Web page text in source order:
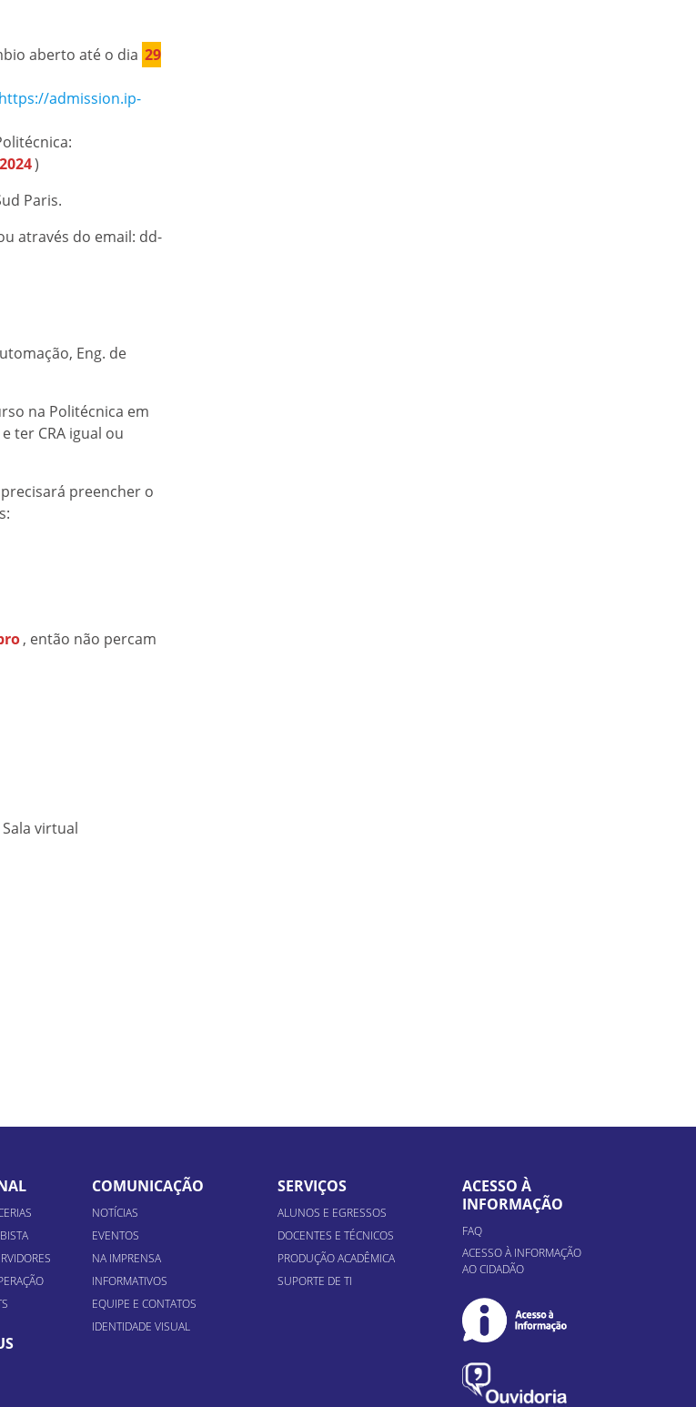
aberto até o dia 29
https://admission.ip-
)
Paris.
através do email: dd-
Eng. de
na Politécnica em
ter CRA igual ou
preencher o
, então não percam
Sala virtual
COMUNICAÇÃO
NOTÍCIAS
EVENTOS
NA IMPRENSA
INFORMATIVOS
EQUIPE E CONTATOS
IDENTIDADE VISUAL
SERVIÇOS
ALUNOS E EGRESSOS
DOCENTES E TÉCNICOS
PRODUÇÃO ACADÊMICA
SUPORTE DE TI
ACESSO À
INFORMAÇÃO
FAQ
ACESSO À INFORMAÇÃO
AO CIDADÃO